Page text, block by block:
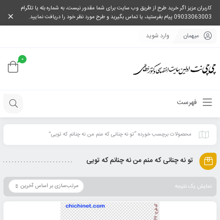
کاربران عزیز اگر خرید طرح از طریق وب سایت برای شما مقدور نیست، به شماره بله یا تلگرام
09033063003 پیام بفرستید، یا تماس بگیرید و طرح مورد نظر خود را دریافت نمایید.
میهمان وارد شوید
0
فهرست
محصولات برچسب خورده “تو نه چنانی که منم من نه چنانم که تویی”
تو نه چنانی که منم من نه چنانم که تویی
نمایش یک نتیجه